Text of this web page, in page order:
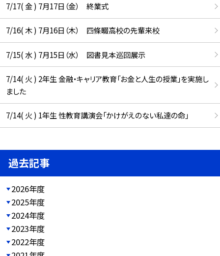
7/17( 金 ) 7月17日（金） 終業式
7/16( 木 ) 7月16日（木） 四條畷高校の先輩来校
7/15( 水 ) 7月15日（水） 図書見本巡回展示
7/14( 火 ) 2年生 金融・キャリア教育「お金と人生の授業」を実施し
ました
7/14( 火 ) 1年生 性教育講演会「かけがえのない私達の命」
過去記事
2026年度
2025年度
2024年度
2023年度
2022年度